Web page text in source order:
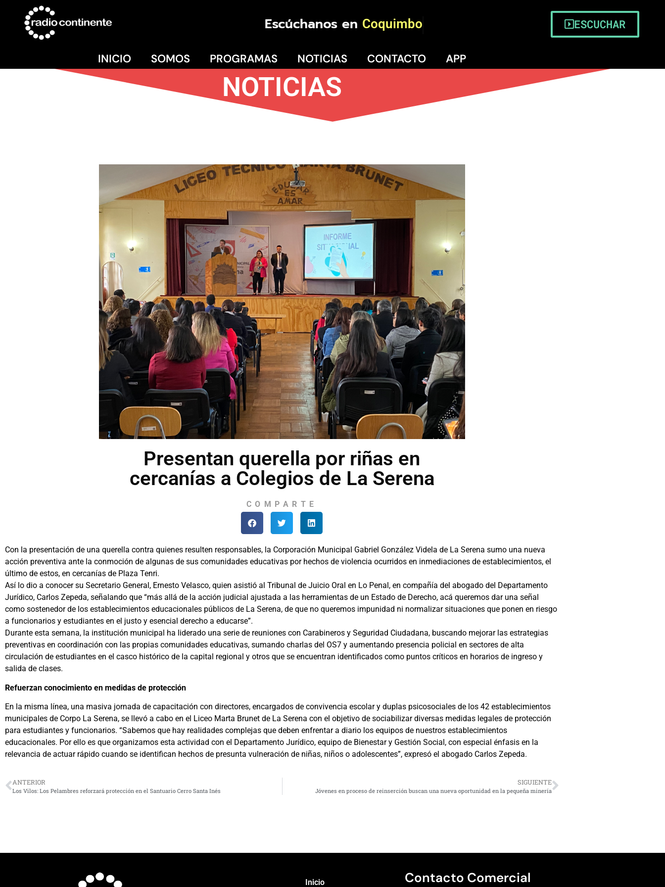
Escúchanos en Coquimbo ESCUCHAR
INICIO SOMOS PROGRAMAS NOTICIAS CONTACTO APP
NOTICIAS
Presentan querella por riñas en
cercanías a Colegios de La Serena
COMPARTE
Con la presentación de una querella contra quienes resulten responsables, la Corporación Municipal Gabriel González Videla de La Serena sumo una nueva
acción preventiva ante la conmoción de algunas de sus comunidades educativas por hechos de violencia ocurridos en inmediaciones de establecimientos, el
último de estos, en cercanías de Plaza Tenri.
Así lo dio a conocer su Secretario General, Ernesto Velasco, quien asistió al Tribunal de Juicio Oral en Lo Penal, en compañía del abogado del Departamento
Jurídico, Carlos Zepeda, señalando que “más allá de la acción judicial ajustada a las herramientas de un Estado de Derecho, acá queremos dar una señal
como sostenedor de los establecimientos educacionales públicos de La Serena, de que no queremos impunidad ni normalizar situaciones que ponen en riesgo
a funcionarios y estudiantes en el justo y esencial derecho a educarse”.
Durante esta semana, la institución municipal ha liderado una serie de reuniones con Carabineros y Seguridad Ciudadana, buscando mejorar las estrategias
preventivas en coordinación con las propias comunidades educativas, sumando charlas del OS7 y aumentando presencia policial en sectores de alta
circulación de estudiantes en el casco histórico de la capital regional y otros que se encuentran identificados como puntos críticos en horarios de ingreso y
salida de clases.
Refuerzan conocimiento en medidas de protección
En la misma línea, una masiva jornada de capacitación con directores, encargados de convivencia escolar y duplas psicosociales de los 42 establecimientos
municipales de Corpo La Serena, se llevó a cabo en el Liceo Marta Brunet de La Serena con el objetivo de sociabilizar diversas medidas legales de protección
para estudiantes y funcionarios. “Sabemos que hay realidades complejas que deben enfrentar a diario los equipos de nuestros establecimientos
educacionales. Por ello es que organizamos esta actividad con el Departamento Jurídico, equipo de Bienestar y Gestión Social, con especial énfasis en la
relevancia de actuar rápido cuando se identifican hechos de presunta vulneración de niñas, niños o adolescentes”, expresó el abogado Carlos Zepeda.
ANTERIOR
Los Vilos: Los Pelambres reforzará protección en el Santuario Cerro Santa Inés
SIGUIENTE
Jóvenes en proceso de reinserción buscan una nueva oportunidad en la pequeña minería
Inicio Contacto Comercial